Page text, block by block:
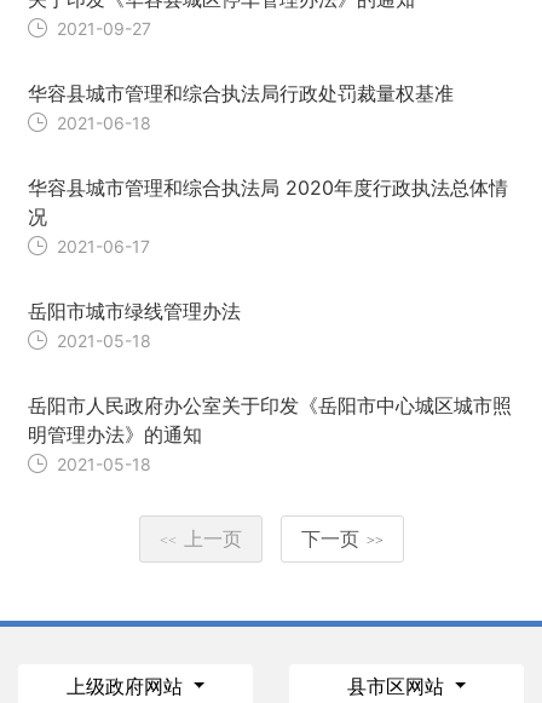
2021-09-27
华容县城市管理和综合执法局行政处罚裁量权基准
2021-06-18
华容县城市管理和综合执法局 2020年度行政执法总体情
况
2021-06-17
岳阳市城市绿线管理办法
2021-05-18
岳阳市人民政府办公室关于印发《岳阳市中心城区城市照
明管理办法》的通知
2021-05-18
<< 上一页 下一页 >>
上级政府网站 县市区网站